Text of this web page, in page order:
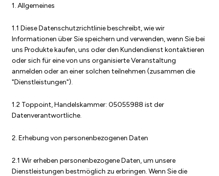
1. Allgemeines
1.1 Diese Datenschutzrichtlinie beschreibt, wie wir
Informationen über Sie speichern und verwenden, wenn Sie bei
uns Produkte kaufen, uns oder den Kundendienst kontaktieren
oder sich für eine von uns organisierte Veranstaltung
anmelden oder an einer solchen teilnehmen (zusammen die
"Dienstleistungen").
1.2 Toppoint, Handelskammer: 05055988 ist der
Datenverantwortliche.
2. Erhebung von personenbezogenen Daten
2.1 Wir erheben personenbezogene Daten, um unsere
Dienstleistungen bestmöglich zu erbringen. Wenn Sie die